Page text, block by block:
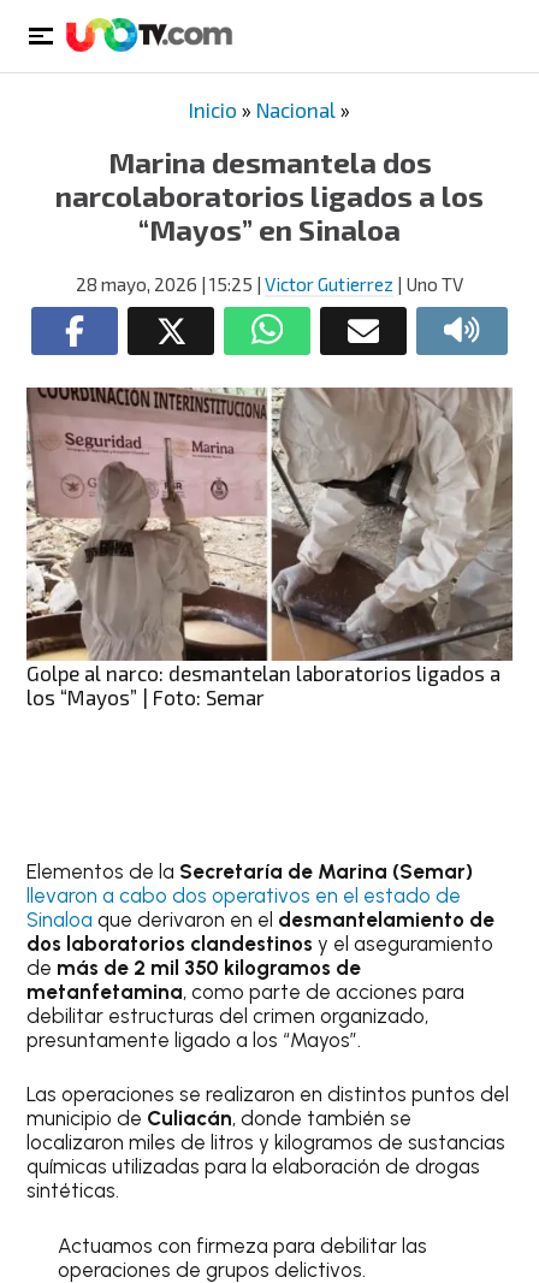
Inicio » Nacional »
Marina desmantela dos
narcolaboratorios ligados a los
“Mayos” en Sinaloa
28 mayo, 2026 | 15:25 | Victor Gutierrez | Uno TV
Golpe al narco: desmantelan laboratorios ligados a
los “Mayos” | Foto: Semar
Elementos de la Secretaría de Marina (Semar)
llevaron a cabo dos operativos en el estado de
Sinaloa que derivaron en el desmantelamiento de
dos laboratorios clandestinos y el aseguramiento
de más de 2 mil 350 kilogramos de
metanfetamina, como parte de acciones para
debilitar estructuras del crimen organizado,
presuntamente ligado a los “Mayos”.
Las operaciones se realizaron en distintos puntos del
municipio de Culiacán, donde también se
localizaron miles de litros y kilogramos de sustancias
químicas utilizadas para la elaboración de drogas
sintéticas.
Actuamos con firmeza para debilitar las
operaciones de grupos delictivos.